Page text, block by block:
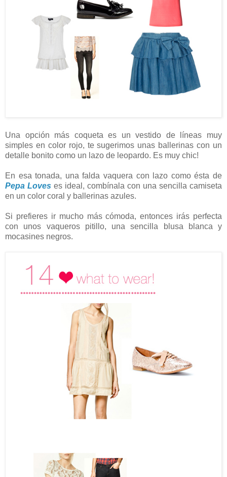
Una opción más coqueta es un vestido de líneas muy
simples en color rojo, te sugerimos unas ballerinas con un
detalle bonito como un lazo de leopardo. Es muy chic!
En esa tonada, una falda vaquera con lazo como ésta de
Pepa Loves es ideal, combínala con una sencilla camiseta
en un color coral y ballerinas azules.
Si prefieres ir mucho más cómoda, entonces irás perfecta
con unos vaqueros pitillo, una sencilla blusa blanca y
mocasines negros.